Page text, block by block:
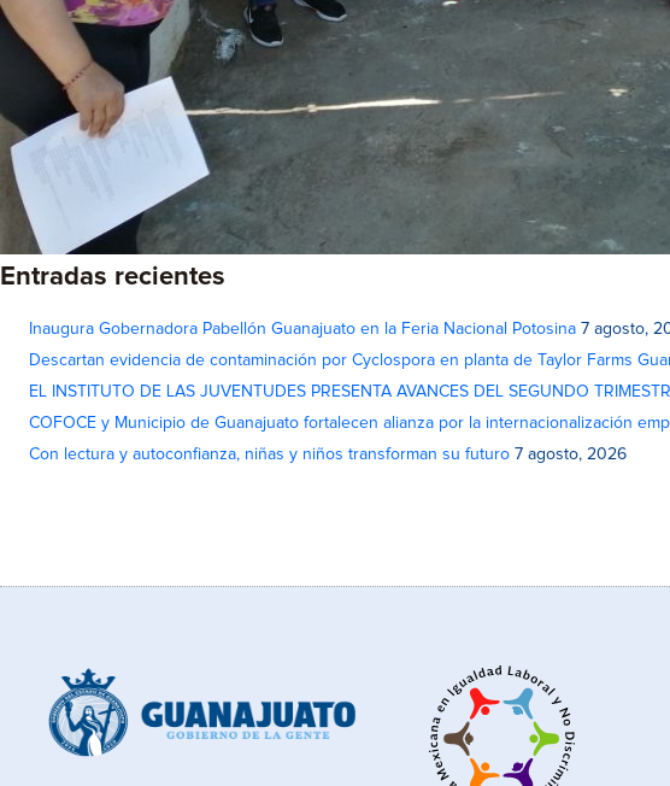
Entradas recientes
Inaugura Gobernadora Pabellón Guanajuato en la Feria Nacional Potosina 7 agosto,
Descartan evidencia de contaminación por Cyclospora en planta de Taylor Farms
EL INSTITUTO DE LAS JUVENTUDES PRESENTA AVANCES DEL SEGUNDO
COFOCE y Municipio de Guanajuato fortalecen alianza por la internacionalización
Con lectura y autoconfianza, niñas y niños transforman su futuro 7 agosto, 2026